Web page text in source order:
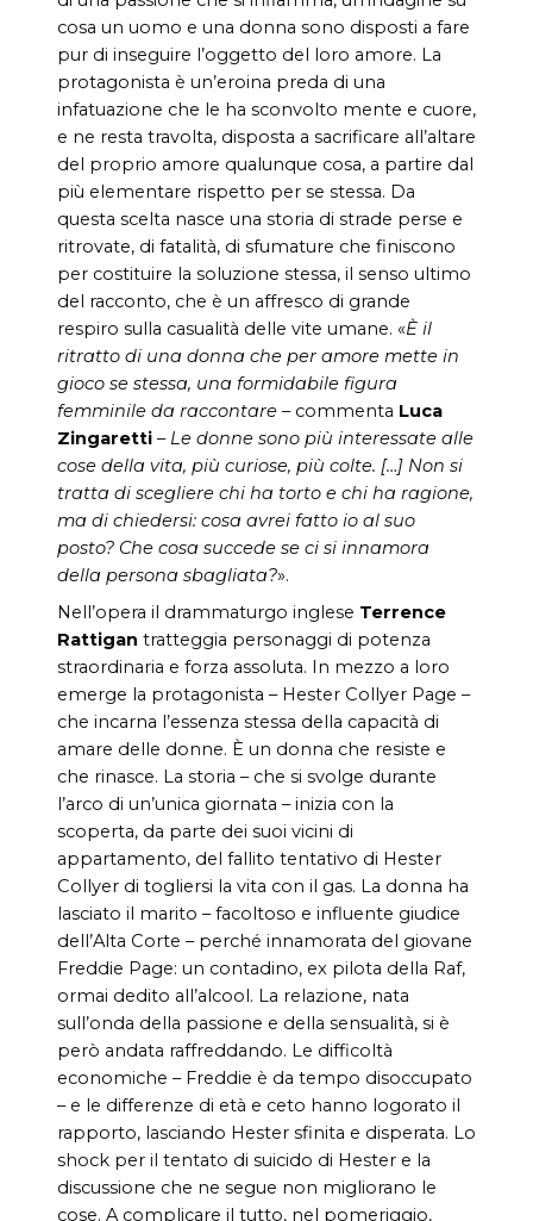
cosa un uomo e una donna sono disposti a fare
pur di inseguire l’oggetto del loro amore. La
protagonista è un’eroina preda di una
infatuazione che le ha sconvolto mente e cuore,
e ne resta travolta, disposta a sacrificare all’altare
del proprio amore qualunque cosa, a partire dal
più elementare rispetto per se stessa. Da
questa scelta nasce una storia di strade perse e
ritrovate, di fatalità, di sfumature che finiscono
per costituire la soluzione stessa, il senso ultimo
del racconto, che è un affresco di grande
respiro sulla casualità delle vite umane. «È il
ritratto di una donna che per amore mette in
gioco se stessa, una formidabile figura
femminile da raccontare – commenta Luca
Zingaretti – Le donne sono più interessate alle
cose della vita, più curiose, più colte. […] Non si
tratta di scegliere chi ha torto e chi ha ragione,
ma di chiedersi: cosa avrei fatto io al suo
posto? Che cosa succede se ci si innamora
della persona sbagliata?».
Nell’opera il drammaturgo inglese Terrence
Rattigan tratteggia personaggi di potenza
straordinaria e forza assoluta. In mezzo a loro
emerge la protagonista – Hester Collyer Page –
che incarna l’essenza stessa della capacità di
amare delle donne. È un donna che resiste e
che rinasce. La storia – che si svolge durante
l’arco di un’unica giornata – inizia con la
scoperta, da parte dei suoi vicini di
appartamento, del fallito tentativo di Hester
Collyer di togliersi la vita con il gas. La donna ha
lasciato il marito – facoltoso e influente giudice
dell’Alta Corte – perché innamorata del giovane
Freddie Page: un contadino, ex pilota della Raf,
ormai dedito all’alcool. La relazione, nata
sull’onda della passione e della sensualità, si è
però andata raffreddando. Le difficoltà
economiche – Freddie è da tempo disoccupato
– e le differenze di età e ceto hanno logorato il
rapporto, lasciando Hester sfinita e disperata. Lo
shock per il tentato di suicido di Hester e la
discussione che ne segue non migliorano le
cose. A complicare il tutto, nel pomeriggio,